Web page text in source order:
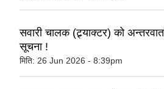
सवारी चालक (ट्र्याक्टर) को
सूचना !
मिति: 26 Jun 2026 - 8:39pm